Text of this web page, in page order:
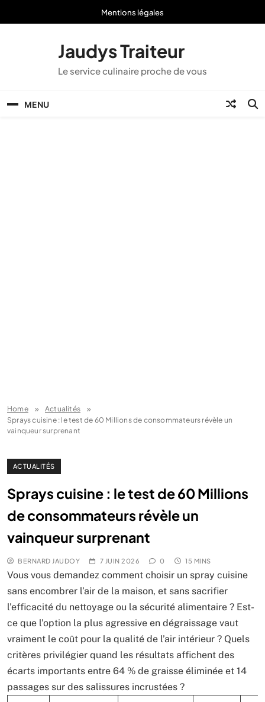
Mentions légales
Jaudys Traiteur
Le service culinaire proche de vous
MENU
Home
Actualités
Sprays cuisine : le test de 60 Millions de consommateurs révèle un
vainqueur surprenant
ACTUALITÉS
Sprays cuisine : le test de 60 Millions
de consommateurs révèle un
vainqueur surprenant
BERNARD JAUDOY 7 JUIN 2026 0 15 MINS
Vous vous demandez comment choisir un spray cuisine
sans encombrer l’air de la maison, et sans sacrifier
l’efficacité du nettoyage ou la sécurité alimentaire ? Est-
ce que l’option la plus agressive en dégraissage vaut
vraiment le coût pour la qualité de l’air intérieur ? Quels
critères privilégier quand les résultats affichent des
écarts importants entre 64 % de graisse éliminée et 14
passages sur des salissures incrustées ?